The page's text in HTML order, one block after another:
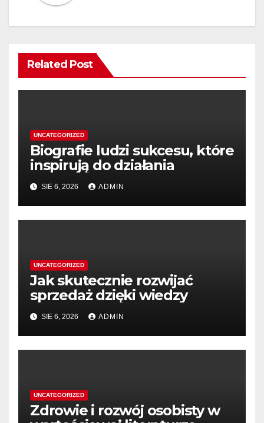
Related Post
UNCATEGORIZED
Biografie ludzi sukcesu, które
inspirują do działania
SIE 6, 2026 ADMIN
UNCATEGORIZED
Jak skutecznie rozwijać
sprzedaż dzięki wiedzy
SIE 6, 2026 ADMIN
UNCATEGORIZED
Zdrowie i rozwój osobisty w